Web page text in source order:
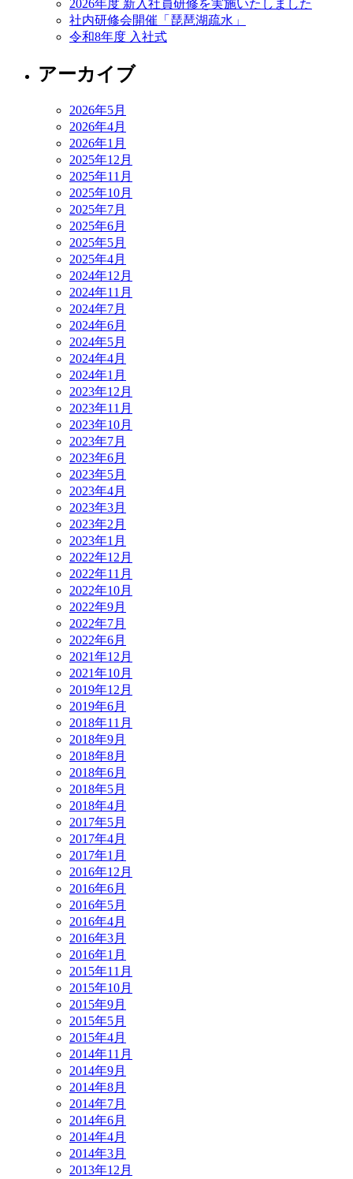
2026年度 新入社員研修を実施いたしました
社内研修会開催「琵琶湖疏水」
令和8年度 入社式
アーカイブ
2026年5月
2026年4月
2026年1月
2025年12月
2025年11月
2025年10月
2025年7月
2025年6月
2025年5月
2025年4月
2024年12月
2024年11月
2024年7月
2024年6月
2024年5月
2024年4月
2024年1月
2023年12月
2023年11月
2023年10月
2023年7月
2023年6月
2023年5月
2023年4月
2023年3月
2023年2月
2023年1月
2022年12月
2022年11月
2022年10月
2022年9月
2022年7月
2022年6月
2021年12月
2021年10月
2019年12月
2019年6月
2018年11月
2018年9月
2018年8月
2018年6月
2018年5月
2018年4月
2017年5月
2017年4月
2017年1月
2016年12月
2016年6月
2016年5月
2016年4月
2016年3月
2016年1月
2015年11月
2015年10月
2015年9月
2015年5月
2015年4月
2014年11月
2014年9月
2014年8月
2014年7月
2014年6月
2014年4月
2014年3月
2013年12月